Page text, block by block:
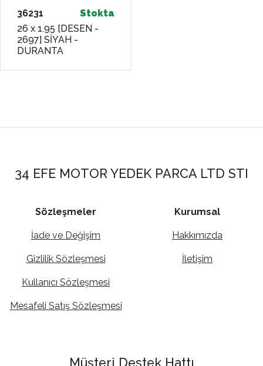
36231
Stokta
26 x 1.95 [DESEN -
2697] SİYAH -
DURANTA
34 EFE MOTOR YEDEK PARCA LTD STI
Sözleşmeler
İade ve Değişim
Gizlilik Sözleşmesi
Kullanıcı Sözleşmesi
Mesafeli Satış Sözleşmesi
Kurumsal
Hakkımızda
İletişim
Müşteri Destek Hattı